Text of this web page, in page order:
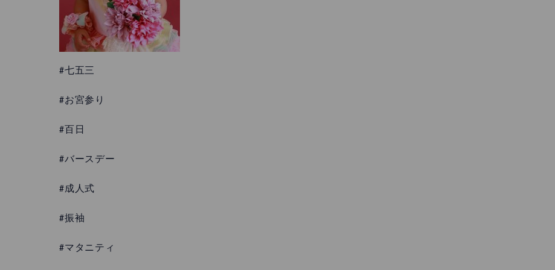
#七五三
#お宮参り
#百日
#バースデー
#成人式
#振袖
#マタニティ